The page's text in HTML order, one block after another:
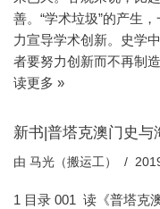
善。“学术垃圾”的产生
力宣导学术创新。史学
者要努力创新而不再制
读更多 »
新书|普塔克澳门史与
由 马光（搬运工）
1 目录 001 读《普塔克